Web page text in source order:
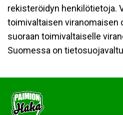
rekisteröidyn henkilötietoja.
toimivaltaisen viranomaisen
suoraan toimivaltaiselle
Suomessa on